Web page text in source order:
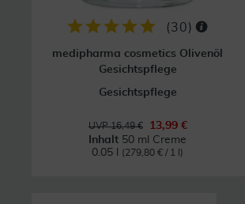
(30)
medipharma cosmetics Olivenöl
Gesichtspflege
Gesichtspflege
UVP 16,49 €
13,99 €
Inhalt 50 ml Creme
0.05 l
(279,80 € / 1 l)